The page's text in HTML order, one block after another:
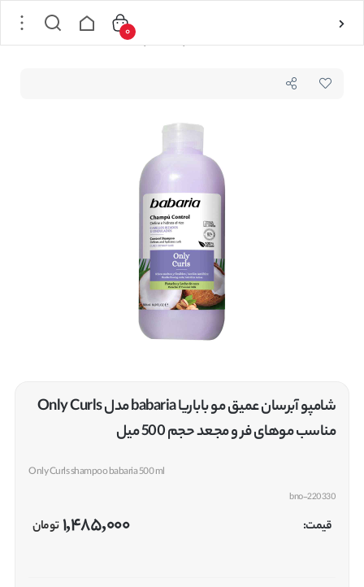
شامپو آبرسان عمیق مو باباریا babaria مدل Only Curls مناسب موهای فر و مجعد حجم 500 میل
0
شامپو آبرسان عمیق مو باباریا babaria مدل Only Curls
مناسب موهای فر و مجعد حجم 500 میل
Only Curls shampoo babaria 500 ml
bno-220330
قیمت: 1,485,000 تومان